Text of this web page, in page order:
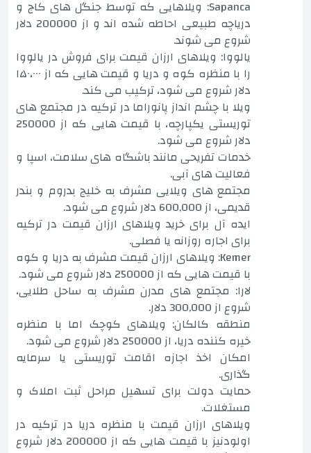
Sapanca: ویلاهایی که توسط جنگل های کاج و
دریاچه طبیعی احاطه شده اند و از 200000 دلار
شروع می شوند.
یالووا: ویلاهای ارزان قیمت برای فروش در یالووا
را با منظره کوه و دریا و قیمت هایی که از ۱۵۰،۰۰۰
دلار شروع می شود، ترکیب می کند.
ویلا با چشم انداز پانوراما در ترکیه در مجتمع های
توریستی یکپارچه، با قیمت هایی که از 250000
دلار شروع می شود.
خدمات تفریحی مانند باشگاه های سلامت، اسپا و
فعالیت های آبی.
مجتمع های ویلایی مشرف به خلیج بدروم و بندر
قدیمی، از 600,000 دلار شروع می شود.
ایده آل برای خرید ویلاهای ارزان قیمت در ترکیه
برای اجاره روزانه یا فصلی.
Kemer: ویلاهای ارزان قیمت مشرف به دریا و کوه
با قیمت هایی که از 250000 دلار شروع می شود.
لارا: مجتمع های مدرن مشرف به ساحل طلایی،
شروع از 300,000 دلار.
منطقه کالکان: ویلاهای کوچک اما با منظره
خیره کننده دریا، از 250000 دلار شروع می شود.
امکان اخذ اجازه اقامت توریستی یا سرمایه
گذاری.
حمایت دولت برای تسهیل مراحل ثبت املاک و
مستغلات.
ویلاهای ارزان قیمت با منظره دریا در ترکیه در
اولودنیز با قیمت هایی که از 200000 دلار شروع